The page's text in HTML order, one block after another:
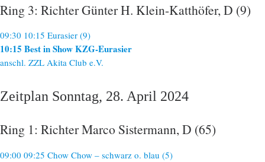
Ring 3: Richter Günter H. Klein-Katthöfer, D (9)
09:30 10:15 Eurasier (9)
10:15 Best in Show KZG-Eurasier
anschl. ZZL Akita Club e.V.
Zeitplan Sonntag, 28. April 2024
Ring 1: Richter Marco Sistermann, D (65)
09:00 09:25 Chow Chow – schwarz o. blau (5)